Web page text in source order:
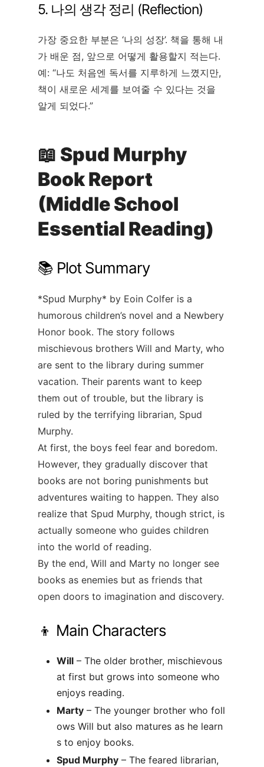
5. 나의 생각 정리 (Reflection)
가장 중요한 부분은 ‘나의 성장’. 책을 통해 내
가 배운 점, 앞으로 어떻게 활용할지 적는다.
예: “나도 처음엔 독서를 지루하게 느꼈지만,
책이 새로운 세계를 보여줄 수 있다는 것을
알게 되었다.”
📖 Spud Murphy
Book Report
(Middle School
Essential Reading)
📚 Plot Summary
*Spud Murphy* by Eoin Colfer is a
humorous children’s novel and a Newbery
Honor book. The story follows
mischievous brothers Will and Marty, who
are sent to the library during summer
vacation. Their parents want to keep
them out of trouble, but the library is
ruled by the terrifying librarian, Spud
Murphy.
At first, the boys feel fear and boredom.
However, they gradually discover that
books are not boring punishments but
adventures waiting to happen. They also
realize that Spud Murphy, though strict, is
actually someone who guides children
into the world of reading.
By the end, Will and Marty no longer see
books as enemies but as friends that
open doors to imagination and discovery.
👦 Main Characters
Will – The older brother, mischievous
at first but grows into someone who
enjoys reading.
Marty – The younger brother who foll
ows Will but also matures as he learn
s to enjoy books.
Spud Murphy – The feared librarian,